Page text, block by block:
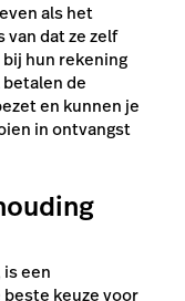
als het
van dat ze zelf
hun rekening
de
en kunnen je
in ontvangst
een
keuze voor